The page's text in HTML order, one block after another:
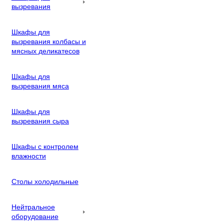
вызревания
Шкафы для
вызревания колбасы и
мясных деликатесов
Шкафы для
вызревания мяса
Шкафы для
вызревания сыра
Шкафы с контролем
влажности
Столы холодильные
Нейтральное
оборудование